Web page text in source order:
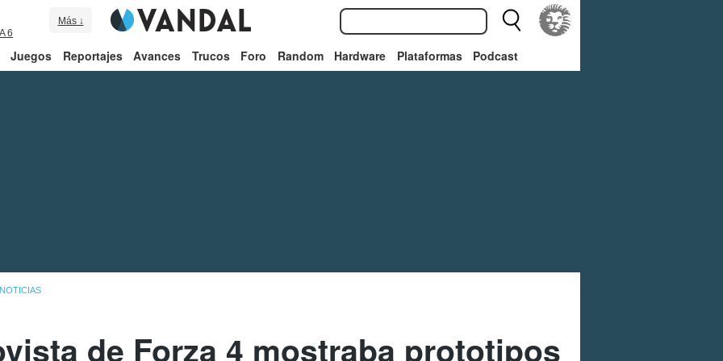
6
Más ↓
Juegos Reportajes Avances Trucos Foro Random Hardware Plataformas Podcast
NOTICIAS
de Forza 4 mostraba prototipos